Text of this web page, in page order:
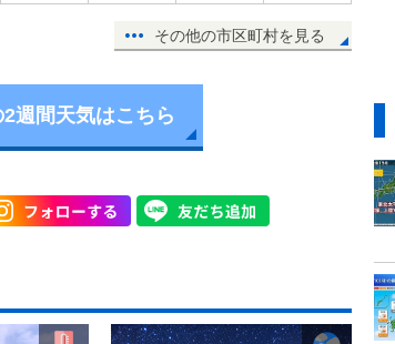
その他の市区町村を見る
週間天気はこちら